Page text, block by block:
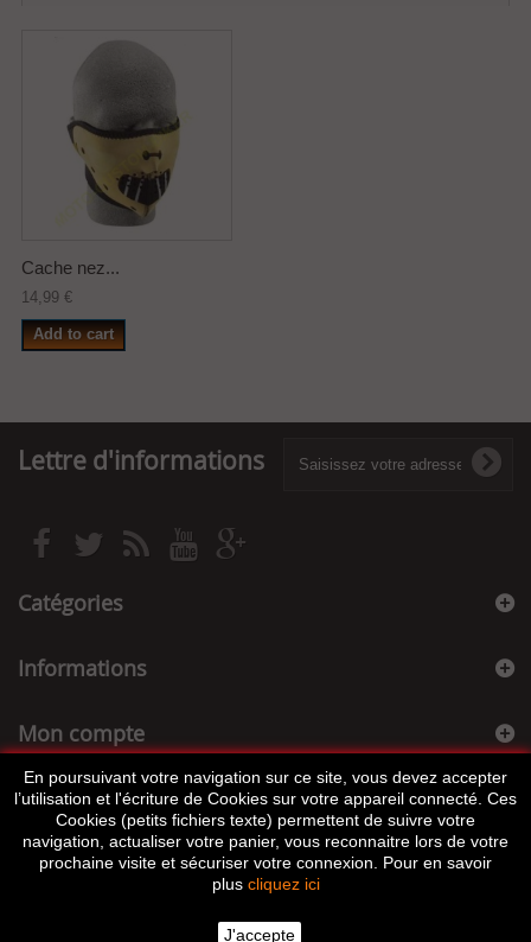
Cache nez...
14,99 €
Add to cart
Lettre d'informations
Catégories
Informations
Mon compte
Informations sur votre boutique
En poursuivant votre navigation sur ce site, vous devez accepter
l’utilisation et l'écriture de Cookies sur votre appareil connecté. Ces
Cookies (petits fichiers texte) permettent de suivre votre
navigation, actualiser votre panier, vous reconnaitre lors de votre
prochaine visite et sécuriser votre connexion. Pour en savoir
plus cliquez ici
J'accepte